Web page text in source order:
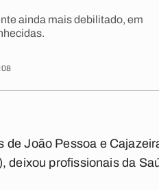
ainda mais debilitado, em
de João Pessoa e
deixou profissionais da